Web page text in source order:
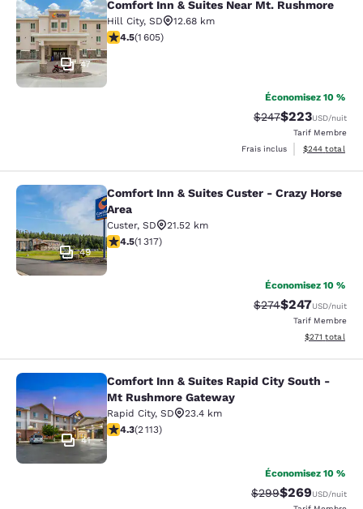
Comfort Inn & Suites Near Mt.
47
Comfort Inn & Suites Near Mt. Rushmore
Hill City, SD
12.68 km
4.54 étoiles. Excellent. 1605 commentaires
4.5(1 605)
Économisez 10 %
Tarif barré :
$247Tarif réduit :
$223USD/nuit
Tarif Membre
Frais inclus
Afficher les
$244 total
Comfort Inn & Suites Custer -
49
Comfort Inn & Suites Custer - Crazy Horse
Area
Custer, SD
21.52 km
4.49 étoiles. Excellent. 1317 commentaires
4.5(1 317)
Économisez 10 %
Tarif barré :
$274Tarif réduit :
$247USD/nuit
Tarif Membre
Afficher les
$271 total
Comfort Inn & Suites Rapid City
41
Comfort Inn & Suites Rapid City South -
Mt Rushmore Gateway
Rapid City, SD
23.4 km
4.34 étoiles. Excellent. 2113 commentaires
4.3(2 113)
Économisez 10 %
Tarif barré :
$299Tarif réduit :
$269USD/nuit